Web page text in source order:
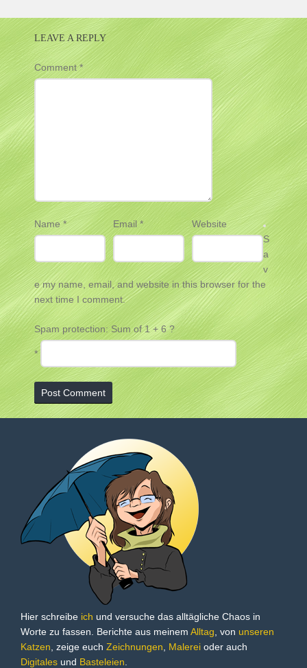
LEAVE A REPLY
Comment*
Name* Email*
Website
S
a
v
e my name, email, and website in this browser for the
next time I comment.
Spam protection: Sum of 1 + 6 ?
*
Hier schreibe ich und versuche das alltägliche Chaos in
Worte zu fassen. Berichte aus meinem Alltag , von unseren
Katzen , zeige euch Zeichnungen Malerei oder auch
Digitales und Basteleien